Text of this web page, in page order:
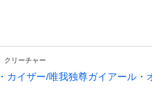
クリーチャー
カイザー/唯我独尊ガイアール